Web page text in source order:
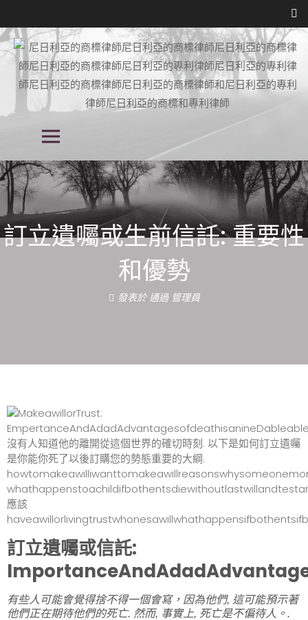
到
內
尼日利亞商標律師事務所, 尼日利亞的
專利律師事務所, 尼日利亞的知識產權
律師事務所,
在尼日利亞, 尼日利亞的知識產權律師事務所
訂立遺囑或生前信託: 重要性
和優勢
發表於 通過 管理員
訂立遺囑或信託:
有些人可能會覺得捨不得一個會寫，因為他們, 這可能預示著
他們正在期待他們的死亡. 然而, 事實上, 死亡是不偏待人。.